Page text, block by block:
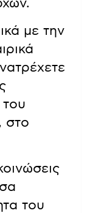
με την
στο
του